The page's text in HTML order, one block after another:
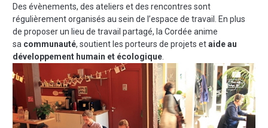
Des évènements, des ateliers et des rencontres sont
régulièrement organisés au sein de l’espace de travail. En plus
de proposer un lieu de travail partagé, la Cordée anime
sa communauté, soutient les porteurs de projets etaide au
développement humain et écologique